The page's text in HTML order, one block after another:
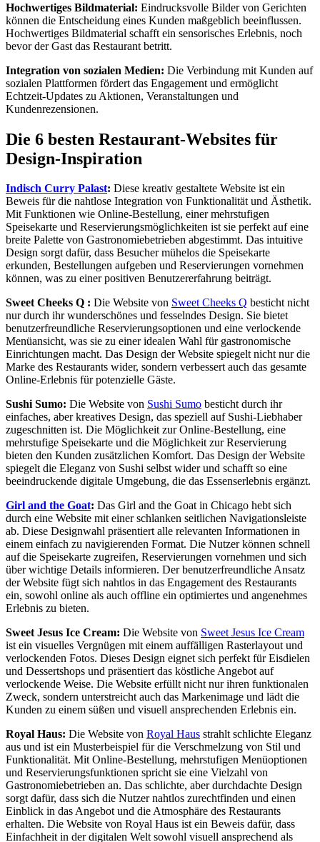
Hochwertiges Bildmaterial: Eindrucksvolle Bilder von Gerichten
können die Entscheidung eines Kunden maßgeblich beeinflussen.
Hochwertiges Bildmaterial schafft ein sensorisches Erlebnis, noch
bevor der Gast das Restaurant betritt.
Integration von sozialen Medien: Die Verbindung mit Kunden auf
sozialen Plattformen fördert das Engagement und ermöglicht
Echtzeit-Updates zu Aktionen, Veranstaltungen und
Kundenrezensionen.
Die 6 besten Restaurant-Websites für
Design-Inspiration
Indisch Curry Palast: Diese kreativ gestaltete Website ist ein
Beweis für die nahtlose Integration von Funktionalität und Ästhetik.
Mit Funktionen wie Online-Bestellung, einer mehrstufigen
Speisekarte und Reservierungsmöglichkeiten ist sie perfekt auf eine
breite Palette von Gastronomiebetrieben abgestimmt. Das intuitive
Design sorgt dafür, dass Besucher mühelos die Speisekarte
erkunden, Bestellungen aufgeben und Reservierungen vornehmen
können, was zu einer positiven Benutzererfahrung beiträgt.
Sweet Cheeks Q : Die Website von Sweet Cheeks Q besticht nicht
nur durch ihr wunderschönes und fesselndes Design. Sie bietet
benutzerfreundliche Reservierungsoptionen und eine verlockende
Menüansicht, was sie zu einer idealen Wahl für gastronomische
Einrichtungen macht. Das Design der Website spiegelt nicht nur die
Marke des Restaurants wider, sondern verbessert auch das gesamte
Online-Erlebnis für potenzielle Gäste.
Sushi Sumo: Die Website von Sushi Sumo besticht durch ihr
einfaches, aber kreatives Design, das speziell auf Sushi-Liebhaber
zugeschnitten ist. Die Möglichkeit zur Online-Bestellung, eine
mehrstufige Speisekarte und die Möglichkeit zur Reservierung
bieten den Kunden zusätzlichen Komfort. Das Design der Website
spiegelt die Eleganz von Sushi selbst wider und schafft so eine
beeindruckende digitale Umgebung, die das Essenserlebnis ergänzt.
Girl and the Goat: Das Girl and the Goat in Chicago hebt sich
durch eine Website mit einer schlanken seitlichen Navigationsleiste
ab. Diese Designwahl präsentiert alle relevanten Informationen in
einem einfach zu navigierenden Format. Die Nutzer können schnell
auf die Speisekarte zugreifen, Reservierungen vornehmen und sich
über wichtige Details informieren. Der benutzerfreundliche Ansatz
der Website fügt sich nahtlos in das Engagement des Restaurants
ein, sowohl online als auch offline ein optimiertes und angenehmes
Erlebnis zu bieten.
Sweet Jesus Ice Cream: Die Website von Sweet Jesus Ice Cream
ist ein visuelles Vergnügen mit einem auffälligen Rasterlayout und
verlockenden Fotos. Dieses Design eignet sich perfekt für Eisdielen
und Dessertshops und präsentiert das köstliche Angebot auf
verlockende Weise. Die Website erfüllt nicht nur ihren funktionalen
Zweck, sondern unterstreicht auch das Markenimage und lädt die
Kunden zu einem süßen und visuell ansprechenden Erlebnis ein.
Royal Haus: Die Website von Royal Haus strahlt schlichte Eleganz
aus und ist ein Musterbeispiel für die Verschmelzung von Stil und
Funktionalität. Mit Online-Bestellung, mehrstufigen Menüoptionen
und Reservierungsfunktionen spricht sie eine Vielzahl von
Gastronomiebetrieben an. Das schlichte, aber durchdachte Design
sorgt dafür, dass sich die Nutzer nahtlos zurechtfinden und einen
Einblick in das Angebot und die Atmosphäre des Restaurants
erhalten. Die Website von Royal Haus ist ein Beweis dafür, dass
Einfachheit in der digitalen Welt sowohl visuell ansprechend als